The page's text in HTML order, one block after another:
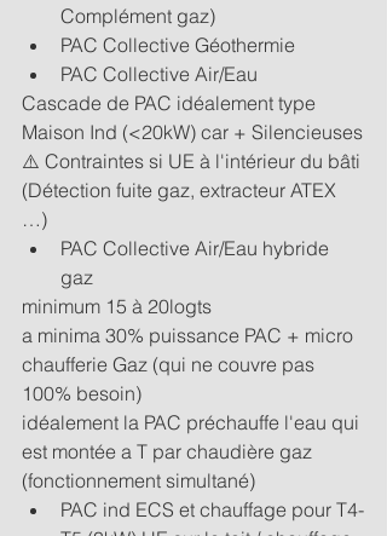
Complément gaz)
PAC Collective Géothermie
PAC Collective Air/Eau
Cascade de PAC idéalement type
Maison Ind (<20kW) car + Silencieuses
⚠️ Contraintes si UE à l'intérieur du bâti
(Détection fuite gaz, extracteur ATEX
…)
PAC Collective Air/Eau hybride
gaz
minimum 15 à 20logts
a minima 30% puissance PAC + micro
chaufferie Gaz (qui ne couvre pas
100% besoin)
idéalement la PAC préchauffe l'eau qui
est montée a T par chaudière gaz
(fonctionnement simultané)
PAC ind ECS et chauffage pour T4-